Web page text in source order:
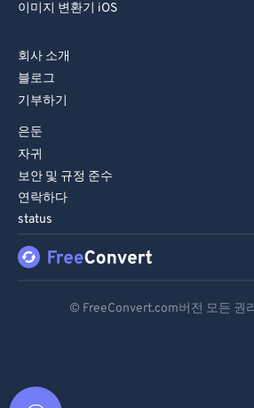
이미지 변환기 iOS
회사 소개
블로그
기부하기
은둔
자귀
보안 및 규정 준수
연락하다
status
© FreeConvert.com버전 모든 권